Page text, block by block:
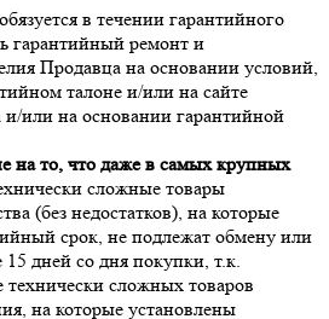
в течении гарантийного
гарантийный ремонт и
Продавца на основании условий,
талоне и/или на сайте
и/или на основании гарантийной
на то, что даже в самых крупных
сложные товары
(без недостатков), на которые
срок, не подлежат обмену или
15 дней со дня покупки, т.к.
технически сложных товаров
на которые установлены